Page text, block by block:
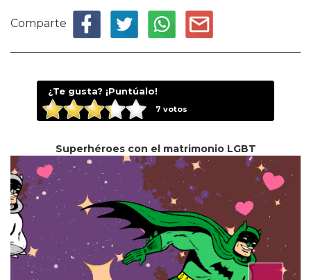
Comparte
¿Te gusta? ¡Puntúalo!
7 votos
Superhéroes con el matrimonio LGBT